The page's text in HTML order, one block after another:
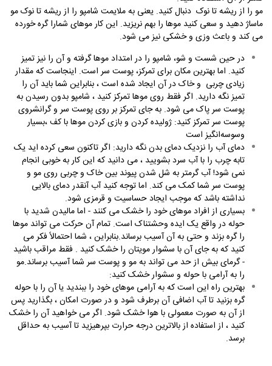
مو را از ریشه تا نوک دنبال کنید. یعنی به ملایمت شامپو را از ریشه تا نوک مو
ماساژ دهید و سعی کنید موها را بهم نریزید. این کار موهای شمارا گره خورده
می کند و باعث وزی و خشکی نیز می شود.
در حین شست و شو، شامپو را در امتداد موها گرفته و آن را نیز تمیز
کنید. اما بهترین مکان برای تمرکز، پوست سر است. اینجاست که مقدار
زیادی چربی و خاک در آن ایجاد شده است ، بنابراین شما باید آن را
تمیز نگه دارید. اگر فقط روی موها تمرکز کنید ، شامپو بدون رسیدن به
پوست سر پاک می شود. به جای تمرکز بر روی پوست سر و گرانشروی
پوست سر تمرکز کنید: ژولیده کردن و بازی کردن موها با کف ،بسیار
وسوسه‌انگیز است
دمای آب را نزدیک دمای بدن نگه دارید: اگر تاکنون سعی کرده اید یک
تابه چرب را با آب سرد بشویید ، می دانید که این کار به خوبی انجام
نمی شود! آب گرمتر به شل شدن پیوند بین خاک و چربی روی مو و
پوست سر شما کمک می کند. اما توجه کنید آب آنقدر دمای بالایی
نداشته باشد که موجب ایجاد حساسیت و قرمزی شود.
بسیاری از افراد موهای خود را خشک می کنند - اما مالیدن شدید با
حوله در واقع یک ایده وحشتناک است. تمام آن حرکت می تواند موها
را گره بزند و حتی به آن آسیب برساند.بنابراین ، شما احتمالاً فکر می
کنید که به جای آن با سشوار مویتان را خشک کنید . فقط مراقب باشید
- گرمای بیش از حد می تواند به مو و پوست سر شما آسیب برساند.مو
را به آرامی با حوله و سشوار خشک کنید:
بهترین راه این است که به آرامی موهای خود را ببندید یا آن را با حوله
گره بزنید تا آب اضافی آن برطرف شود و در صورت امکان ، بگذارید پس
از آن به صورت معمولی با هوا خشک شود. اگر می خواهید آن را خشک
کنید ، از استفاده از بالاترین درجه حرارت بپرهیزید تا آسیب به حداقل
برسد.